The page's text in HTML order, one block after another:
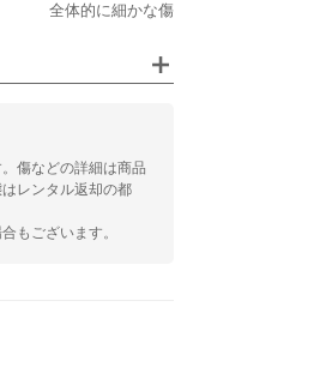
全体的に細かな傷
ビジネス
傷などの詳細は商品
レンタル返却の都
もございます。